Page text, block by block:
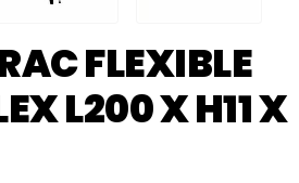
FLEXIBLE
L200 X H11 X